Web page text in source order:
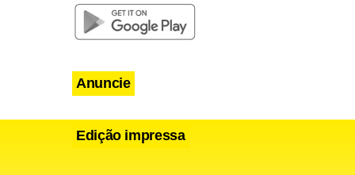
os
Leite
Anuncie
Edição impressa